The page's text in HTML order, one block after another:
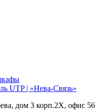
дом 3 корп.2X, офис 56